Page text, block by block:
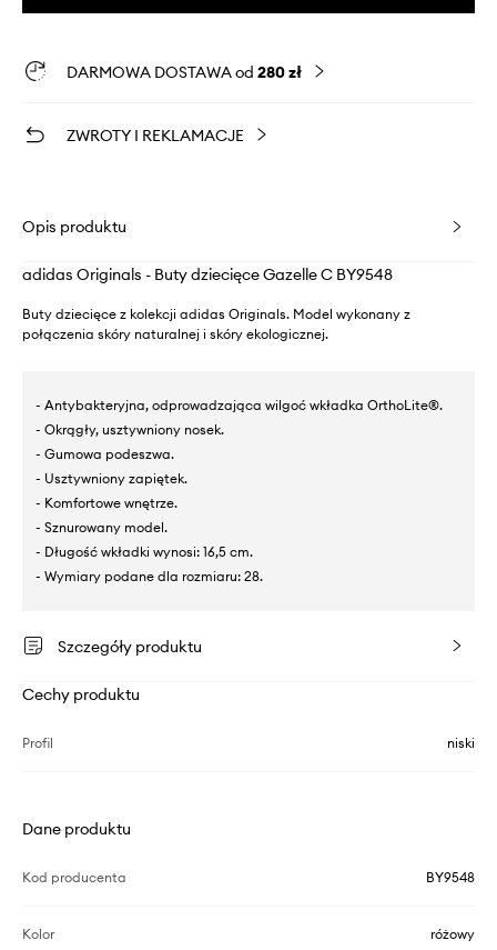
DARMOWA DOSTAWA od 280 zł
ZWROTY I REKLAMACJE
Opis produktu
adidas Originals - Buty dziecięce Gazelle C BY9548
Buty dziecięce z kolekcji adidas Originals. Model wykonany z
połączenia skóry naturalnej i skóry ekologicznej.
- Antybakteryjna, odprowadzająca wilgoć wkładka OrthoLite®.
- Okrągły, usztywniony nosek.
- Gumowa podeszwa.
- Usztywniony zapiętek.
- Komfortowe wnętrze.
- Sznurowany model.
- Długość wkładki wynosi: 16,5 cm.
- Wymiary podane dla rozmiaru: 28.
Szczegóły produktu
Cechy produktu
Profil niski
Dane produktu
Kod producenta BY9548
Kolor różowy